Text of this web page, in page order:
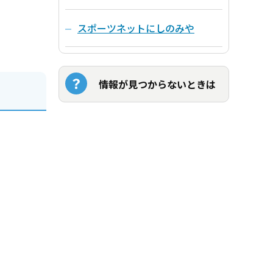
スポーツネットにしのみや
情報が見つからないときは